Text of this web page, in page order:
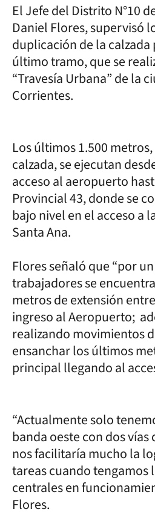
El Jefe del Distrito N°10
Daniel Flores, supervisó
duplicación de la
último tramo, que se
“Travesía Urbana” de la
Corrientes.
Los últimos 1.500
calzada, se ejecutan
acceso al aeropuerto
Provincial 43, donde se
bajo nivel en el acceso a
Santa Ana.
Flores señaló que “por
trabajadores se
metros de extensión
ingreso al Aeropuerto;
realizando movimientos
ensanchar los últimos
principal llegando al
“Actualmente solo
banda oeste con dos
nos facilitaría mucho la
tareas cuando tengamos
centrales en
Flores.